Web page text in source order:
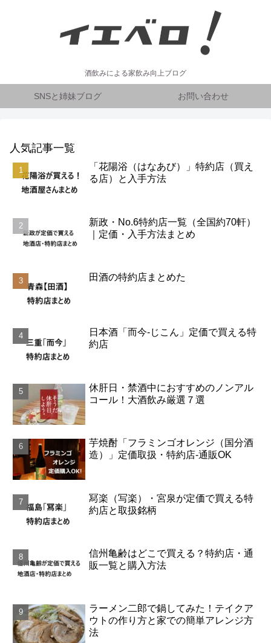
酒飲みによる家飲み向上ブログ
SNSと姉妹ブログ お問い合わせ
人気記事一覧
「花陽浴（はなあび）」特約店（買え
る店）と入手方法
新政・No.6特約店一覧（全国約70軒）
｜定価・入手方法まとめ
田酒の特約店まとめた
日本酒「而今-じこん」定価で買える特
約店
休肝日・禁酒中におすすめのノンアル
コール！大酒飲み厳選７選
芋焼酎「フラミンゴオレンジ（国分酒
造）」定価取扱・特約店-通販OK
冩楽（写楽）・宮泉が定価で買える特
約店と取扱銘柄
信州亀齢はどこで買える？特約店・通
販一覧と購入方法
ラーメン二郎で鍋してみた！テイクア
ウトの作り方と家での簡単アレンジ方
法